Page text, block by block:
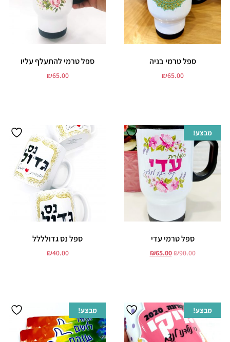
ספל טרמי בניה
₪65.00
ספל טרמי להתעלף עליו
₪65.00
מבצע!
ספל טרמי עדי
₪90.00
₪65.00
ספל נס גדולללל
₪40.00
מבצע! מבצע!